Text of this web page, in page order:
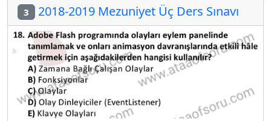
3 2018-2019 Mezuniyet Üç Ders Sınavı